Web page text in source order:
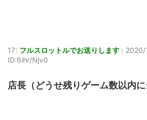
17: フルスロットルでお送りします : 2020/
ID:6ihr/Njv0
店長（どうせ残りゲーム数以内に